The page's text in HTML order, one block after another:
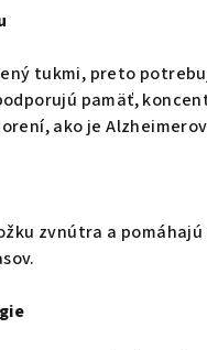
tukmi, preto
pamäť,
ako je
zvnútra a